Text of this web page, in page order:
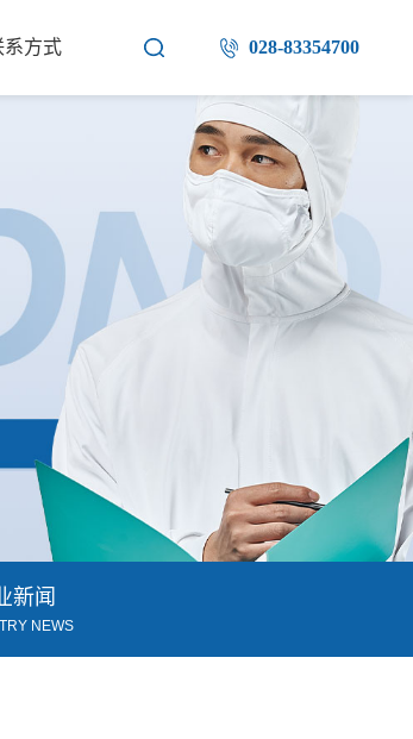
系方式 028-83354700
新闻
NEWS